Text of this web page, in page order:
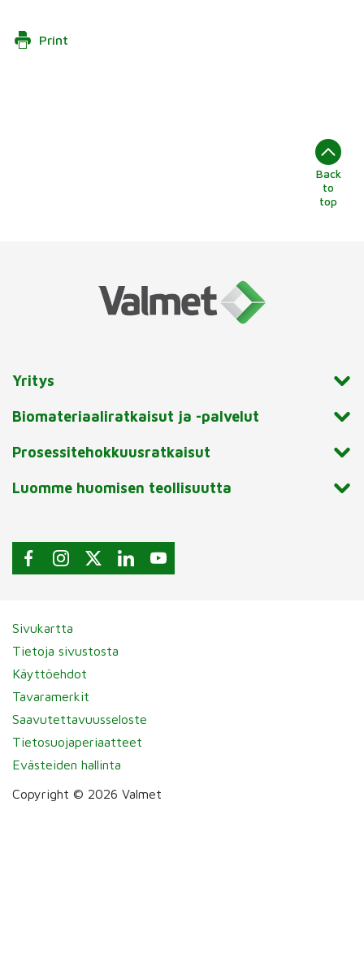
Print
Back
to
top
Yritys
Biomateriaaliratkaisut ja -palvelut
Prosessitehokkuusratkaisut
Luomme huomisen teollisuutta
Sivukartta
Tietoja sivustosta
Käyttöehdot
Tavaramerkit
Saavutettavuusseloste
Tietosuojaperiaatteet
Evästeiden hallinta
Copyright © 2026 Valmet